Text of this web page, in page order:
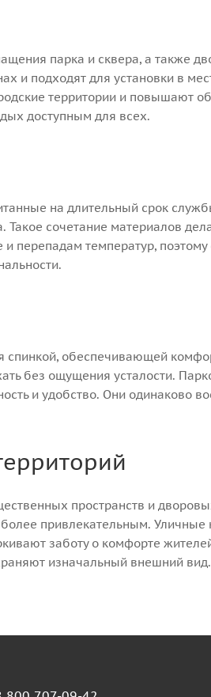
парка и сквера, а также
и подходят для установки в
территории и повышают
доступным для всех.
на длительный срок
Такое сочетание материалов
перепадам температур,
обеспечивающей
без ощущения усталости.
и удобство. Они одинаково
пространств и
привлекательным. Уличные
заботу о комфорте
изначальный внешний вид.